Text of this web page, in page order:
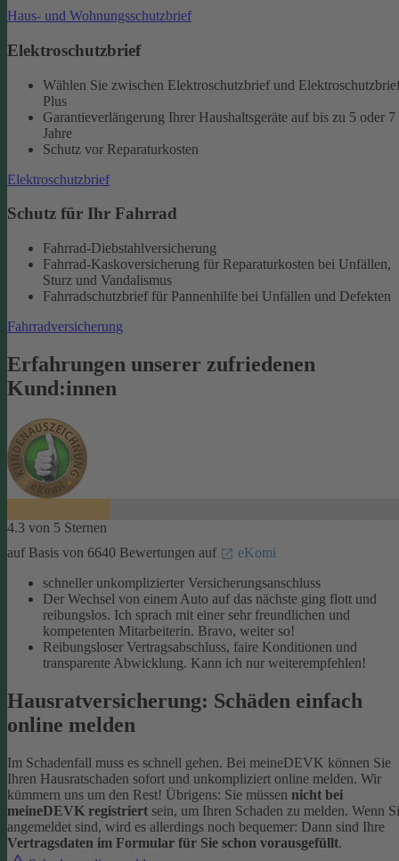
Haus- und Wohnungsschutzbrief
Elektroschutzbrief
Wählen Sie zwischen Elektroschutzbrief und
Plus
Garantieverlängerung Ihrer Haushaltsgeräte auf bis zu 5 oder 7
Jahre
Schutz vor Reparaturkosten
Elektroschutzbrief
Schutz für Ihr Fahrrad
Fahrrad-Diebstahlversicherung
Fahrrad-Kaskoversicherung für Reparaturkosten bei Unfällen,
Sturz und Vandalismus
Fahrradschutzbrief für Pannenhilfe bei Unfällen und Defekten
Fahrradversicherung
Erfahrungen unserer zufriedenen
Kund:innen
4.3 von 5 Sternen
auf Basis von 6640 Bewertungen auf
eKomi
schneller unkomplizierter Versicherungsanschluss
Der Wechsel von einem Auto auf das nächste ging flott und
reibungslos. Ich sprach mit einer sehr freundlichen und
kompetenten Mitarbeiterin. Bravo, weiter so!
Reibungsloser Vertragsabschluss, faire Konditionen und
transparente Abwicklung. Kann ich nur weiterempfehlen!
Hausratversicherung: Schäden einfach
online melden
Im Schadenfall muss es schnell gehen. Bei meineDEVK können Sie
Ihren Hausratschaden sofort und unkompliziert online melden. Wir
kümmern uns um den Rest! Übrigens: Sie müssen nicht bei
meineDEVK registriert sein, um Ihren Schaden zu melden. Wenn
angemeldet sind, wird es allerdings noch bequemer: Dann sind Ihre
Vertragsdaten im Formular für Sie schon vorausgefüllt.